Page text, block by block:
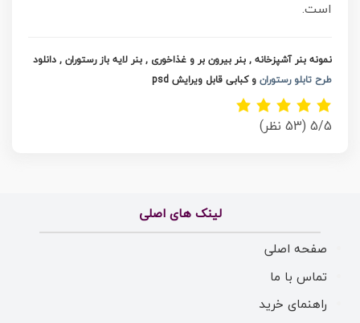
است.
نمونه بنر آشپزخانه , بنر بیرون بر و غذاخوری , بنر لایه باز رستوران , دانلود
طرح تابلو رستوران و کبابی قابل ویرایش psd
5/5 (53 نظر)
لینک های اصلی
صفحه اصلی
تماس با ما
راهنمای خرید